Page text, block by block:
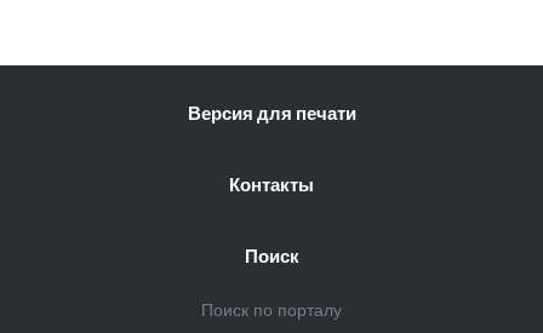
Версия для печати
Контакты
Поиск
Поиск по порталу